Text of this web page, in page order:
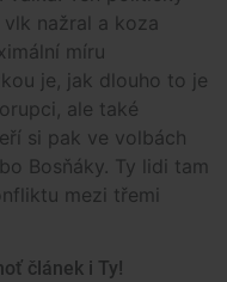
nažral a koza
míru
je, jak dlouho to je
ale také
si pak ve volbách
Bosňáky. Ty lidi tam
mezi třemi
článek i Ty!